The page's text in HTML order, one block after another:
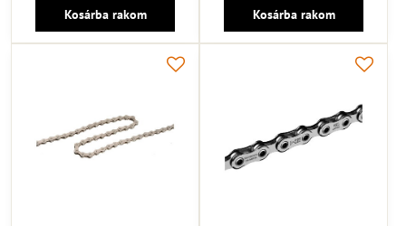
Kosárba rakom Kosárba rakom